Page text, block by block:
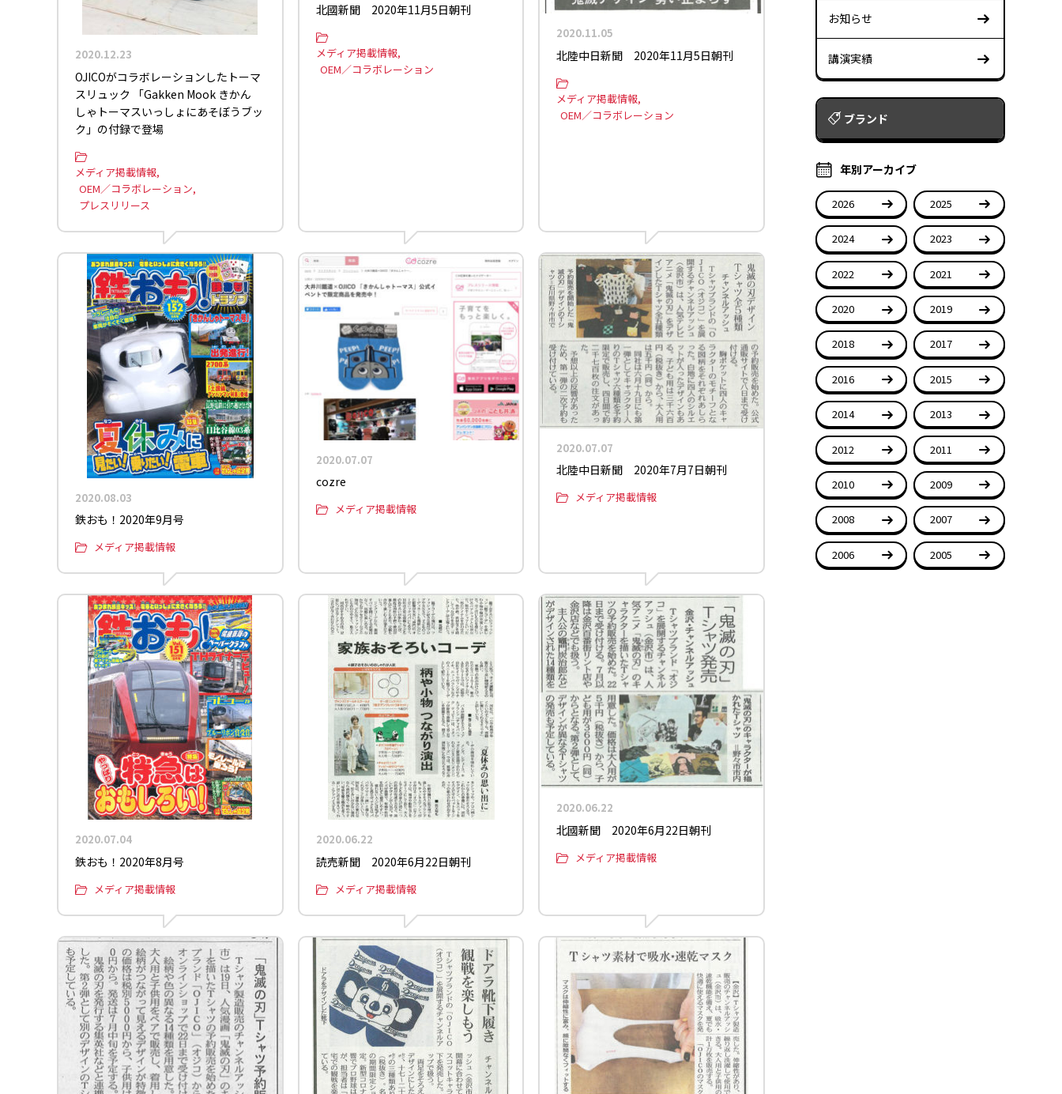
2020.12.23
OJICOがコラボレーションしたトーマ
スリュック 「Gakken Mook きかん
しゃトーマスいっしょにあそぼうブッ
ク」の付録で登場
メディア掲載情報
OEM／コラボレーション
プレスリリース
北國新聞 2020年11月5日朝刊
メディア掲載情報
OEM／コラボレーション
2020.11.05
北陸中日新聞 2020年11月5日朝刊
メディア掲載情報
OEM／コラボレーション
2020.08.03
鉄おも！2020年9月号
メディア掲載情報
2020.07.07
cozre
メディア掲載情報
2020.07.07
北陸中日新聞 2020年7月7日朝刊
メディア掲載情報
2020.07.04
鉄おも！2020年8月号
メディア掲載情報
2020.06.22
読売新聞 2020年6月22日朝刊
メディア掲載情報
2020.06.22
北國新聞 2020年6月22日朝刊
メディア掲載情報
お知らせ
講演実績
ブランド
年別アーカイブ
2026 2025
2024 2023
2022 2021
2020 2019
2018 2017
2016 2015
2014 2013
2012 2011
2010 2009
2008 2007
2006 2005